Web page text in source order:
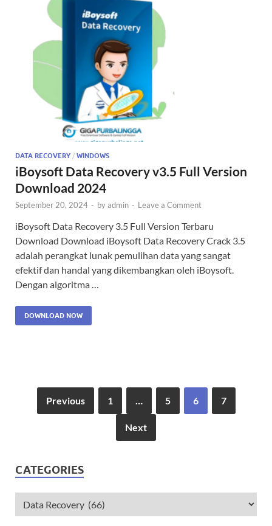
DATA RECOVERY / WINDOWS
iBoysoft Data Recovery v3.5 Full Version
Download 2024
September 20, 2024 - byadmin - Leave a Comment
iBoysoft Data Recovery 3.5 Full Version Terbaru
Download Download iBoysoft Data Recovery Crack 3.5
adalah perangkat lunak pemulihan data yang sangat
efektif dan handal yang dikembangkan oleh iBoysoft.
Dengan algoritma …
DOWNLOAD NOW
Previous 1 … 5 6 7
Next
CATEGORIES